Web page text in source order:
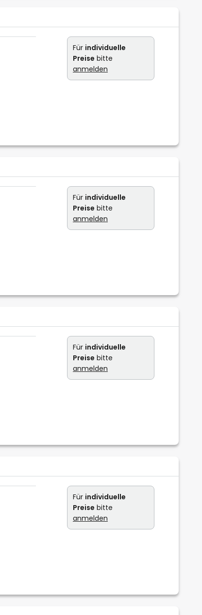
Für individuelle
Preise bitte
anmelden
Für individuelle
Preise bitte
anmelden
Für individuelle
Preise bitte
anmelden
Für individuelle
Preise bitte
anmelden